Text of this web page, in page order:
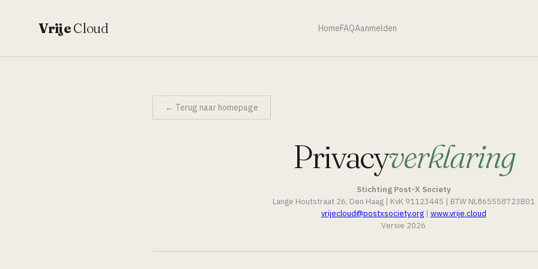
VrijeCloud HomeFAQAanmelden
← Terug naar homepage
Privacyverklaring
Stichting Post-X Society
Lange Houtstraat 26, Den Haag | KvK 91123445 | BTW NL865558723B01
vrijecloud@postxsociety.org| www.vrije.cloud
Versie 2026